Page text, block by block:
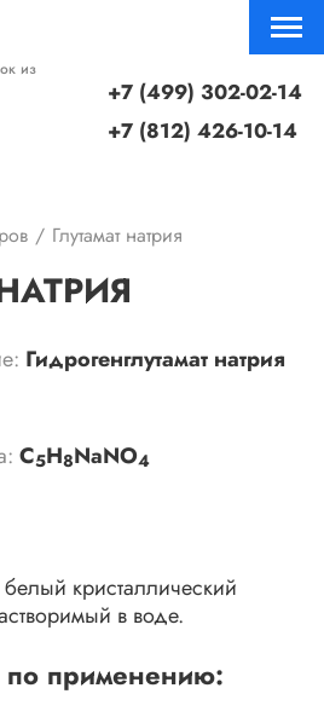
из
+7 (499) 302-02-14
+7 (812) 426-10-14
Глутамат натрия
Гидрогенглутамат натрия
C5H8NaNO4
кристаллический
в воде.
применению: